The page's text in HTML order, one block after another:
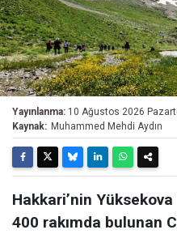
Yayınlanma: 10 Ağustos 2026
Kaynak: Muhammed Mehdi Aydın
Hakkari’nin
400 rakımda bulunan